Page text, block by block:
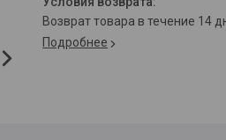
возврат товара в течение 14
Подробнее